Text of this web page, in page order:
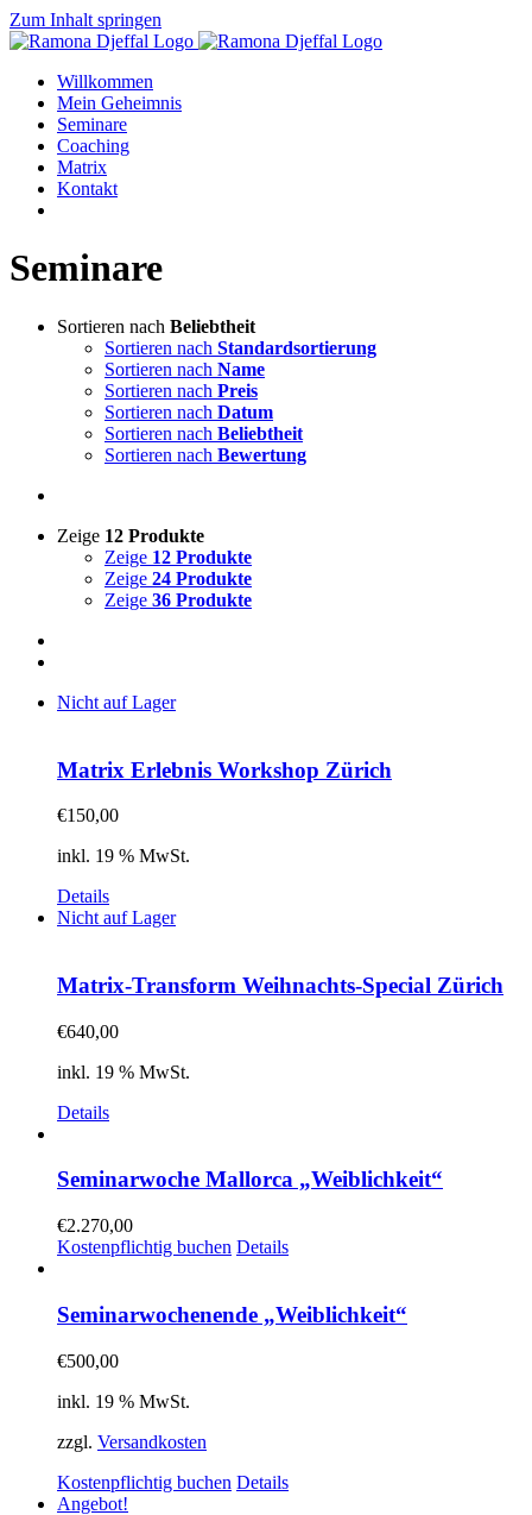
Zum Inhalt springen
Willkommen
Mein Geheimnis
Seminare
Coaching
Matrix
Kontakt
Seminare
Sortieren nach Beliebtheit
Sortieren nach Standardsortierung
Sortieren nach Name
Sortieren nach Preis
Sortieren nach Datum
Sortieren nach Beliebtheit
Sortieren nach Bewertung
Zeige 12 Produkte
Zeige 12 Produkte
Zeige 24 Produkte
Zeige 36 Produkte
Nicht auf Lager
Matrix Erlebnis Workshop Zürich
€150,00
inkl. 19 % MwSt.
Details
Nicht auf Lager
Matrix-Transform Weihnachts-Special Zürich
€640,00
inkl. 19 % MwSt.
Details
Seminarwoche Mallorca „Weiblichkeit“
€2.270,00
Kostenpflichtig buchen Details
Seminarwochenende „Weiblichkeit“
€500,00
inkl. 19 % MwSt.
zzgl. Versandkosten
Kostenpflichtig buchen Details
Angebot!